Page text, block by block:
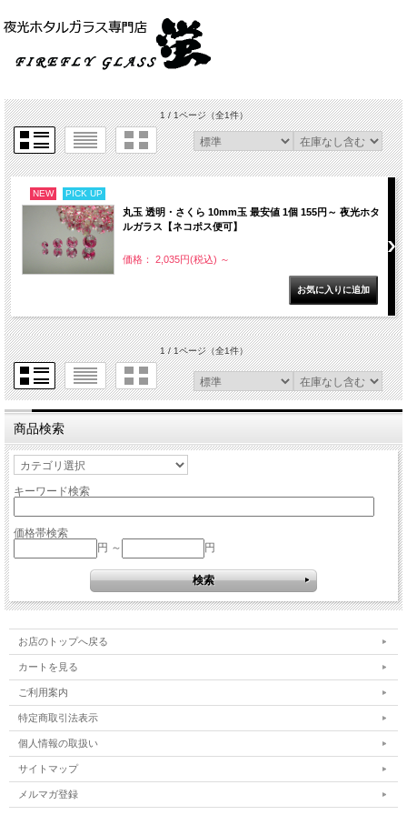
1 / 1ページ（全1件）
NEW PICK UP
丸玉 透明・さくら 10mm玉 最安値 1個 155円～ 夜光ホタ
ルガラス【ネコポス便可】
価格： 2,035円(税込) ～
1 / 1ページ（全1件）
商品検索
キーワード検索
価格帯検索
円 ～
円
お店のトップへ戻る
カートを見る
ご利用案内
特定商取引法表示
個人情報の取扱い
サイトマップ
メルマガ登録